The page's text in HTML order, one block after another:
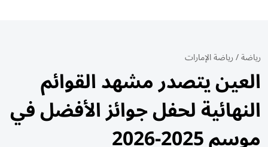
رياضة/رياضة الإمارات
العين يتصدر مشهد القوائم
النهائية لحفل جوائز الأفضل في